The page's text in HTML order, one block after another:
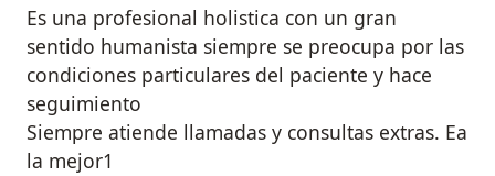
Es una profesional holistica con un gran
sentido humanista siempre se preocupa por las
condiciones particulares del paciente y hace
seguimiento
Siempre atiende llamadas y consultas extras. Ea
la mejor1